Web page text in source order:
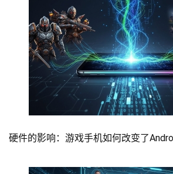
硬件的影响：游戏手机如何改变了